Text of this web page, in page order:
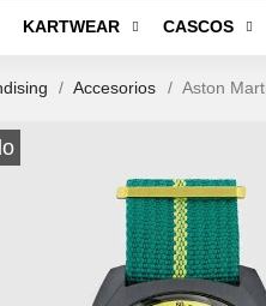
KARTWEAR CASCOS
Accesorios Aston